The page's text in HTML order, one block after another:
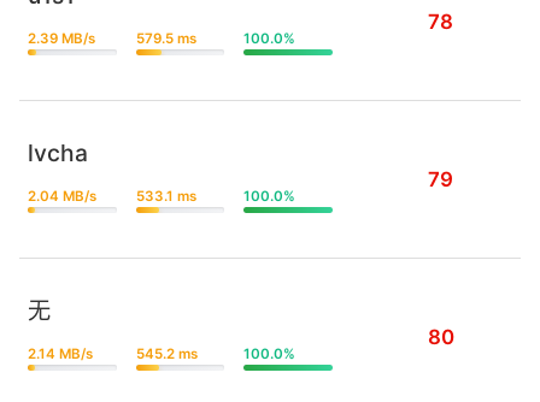
2.39 MB/s 579.5 ms 100.0%
78
lvcha
2.04 MB/s 533.1 ms 100.0%
79
无
2.14 MB/s 545.2 ms 100.0%
80